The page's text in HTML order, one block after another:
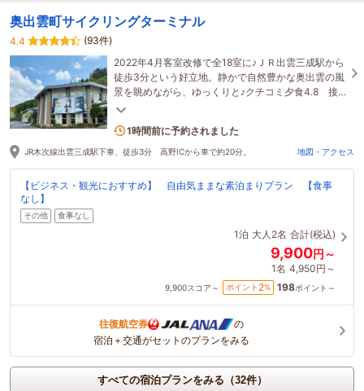
奥出雲町サイクリングターミナル
4.4
(93件)
2022年4月客室改修で全18室に♪ＪＲ出雲三成駅から
徒歩3分という好立地。静かで自然豊かな奥出雲の風
景を眺めながら、ゆっくりと♪クチコミ夕食4.8 接
客・サービス4.8とおもてなしと料理が当館の自慢♪
1時間前に予約されました
JR木次線出雲三成駅下車、徒歩3分 高野ICから車で約20分。 地図・アクセス
【ビジネス・観光におすすめ】 自由気ままな素泊まりプラン 【食事
なし】
その他 食事なし
1泊 大人2名 合計(税込)
9,900円～
1名 4,950円～
9,900スコア～ ポイント 2% 198ポイント～
往復航空券
の
宿泊＋交通がセットのプランをみる
すべての宿泊プランをみる（32件）